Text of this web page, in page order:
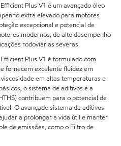
Plus V1 é um avançado óleo
extra elevado para motores
excepcional e potencial de
modernos, de alto desempenho
rodoviárias severas.
Plus V1 é formulado com
fornecem excelente fluidez em
em altas temperaturas e
o sistema de aditivos e a
contribuem para o potencial de
O avançado sistema de aditivos
a prolongar a vida útil e manter
de emissões, como o Filtro de